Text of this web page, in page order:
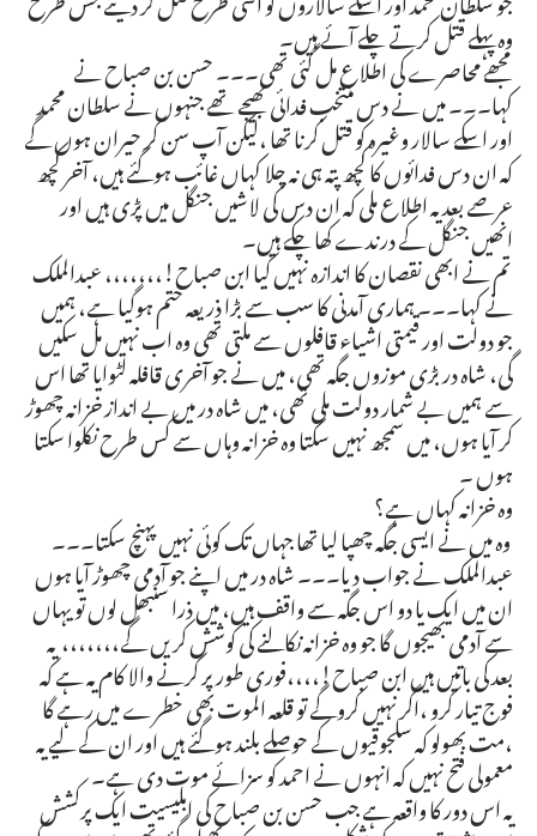
وہ پہلے قتل کرتے چلے آئے ہیں۔
مجھے محاصرے کی اطلاع مل گئی تھی۔۔۔ حسن بن صباح نے
کہا۔۔۔ میں نے دس منتخب فدائی بھیجے تھے جنہوں نے سلطان محمد
اور اسکے سالار وغیرہ کو قتل کرنا تھا ،لیکن آپ سن کر حیران ہوں گے
کہ ان دس فدائوں کا کچھ پتہ ہی نہ چلا کہاں غائب ہوگئے ہیں، آخر کچھ
عرصے بعد یہ اطلاع ملی کہ ان دس کی لاشیں جنگل میں پڑی ہیں اور
انھیں جنگل کے درندے کھا چکے ہیں۔
تم نے ابھی نقصان کا اندازہ نہیں کیا ابن صباح!،،،،،،، عبدالملک
نے کہا۔۔۔ ہماری آمدنی کا سب سے بڑا ذریعہ ختم ہوگیا ہے، ہمیں
جو دولت اور قیمتی اشیاء قافلوں سے ملتی تھی وہ اب نہیں مل سکیں
گی، شاہ در بڑی موزوں جگہ تھی، میں نے جو آخری قافلہ لٹوایا تھا اس
سے ہمیں بے شمار دولت ملی تھی، میں شاہ در میں بے انداز خزانہ چھوڑ
کر آیا ہوں، میں سمجھ نہیں سکتا وہ خزانہ وہاں سے کس طرح نکلوا سکتا
ہوں ۔
وہ خزانہ کہاں ہے؟
وہ میں نے ایسی جگہ چھپا لیا تھا جہاں تک کوئی نہیں پہنچ سکتا۔۔۔
عبدالملک نے جواب دیا۔۔۔ شاہ در میں اپنے جو آدمی چھوڑ آیا ہوں
ان میں ایک یا دو اس جگہ سے واقف ہیں، میں ذرا سنبھل لوں تو یہاں
سے آدمی بھیجوں گا جو وہ خزانہ نکالنے کی کوشش کریں گے،،،،،،، یہ
بعد کی باتیں ہیں ابن صباح!،،،،فوری طور پر کرنے والا کام یہ ہے کہ
فوج تیار کرو ،اگر نہیں کروگے تو قلعہ الموت بھی خطرے میں رہے گا
،مت بھولو کہ سلجوقیوں کے حوصلے بلند ہوگئے ہیں اور ان کے لیے یہ
معمولی فتح نہیں کہ انہوں نے احمد کو سزائے موت دی ہے۔
یہ اس دور کا واقعہ ہے جب حسن بن صباح کی ابلیسیت ایک پرکشش